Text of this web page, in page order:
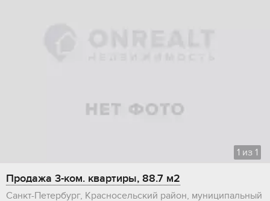
1 из 1
Продажа 3-ком. квартиры, 88.7 м2
Санкт-Петербург, Красносельский район, муниципальный